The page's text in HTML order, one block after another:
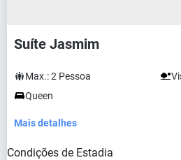
Suíte Jasmim
Max.:2 Pessoa
Queen
Mais detalhes
Condições de Estadia